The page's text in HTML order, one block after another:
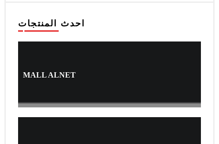
احدث المنتجات
MALL ALNET